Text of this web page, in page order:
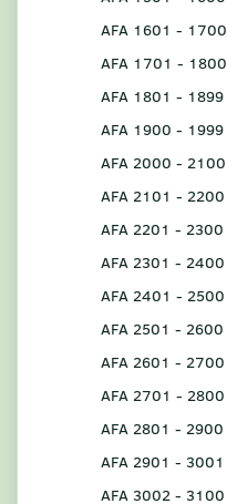
AFA 1601 - 1700
AFA 1701 - 1800
AFA 1801 - 1899
AFA 1900 - 1999
AFA 2000 - 2100
AFA 2101 - 2200
AFA 2201 - 2300
AFA 2301 - 2400
AFA 2401 - 2500
AFA 2501 - 2600
AFA 2601 - 2700
AFA 2701 - 2800
AFA 2801 - 2900
AFA 2901 - 3001
AFA 3002 - 3100